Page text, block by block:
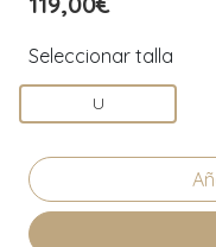
Seleccionar talla
U